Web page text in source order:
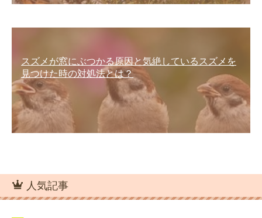
スズメが窓にぶつかる原因と気絶しているスズメを
見つけた時の対処法とは？
人気記事